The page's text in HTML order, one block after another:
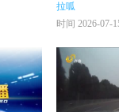
拉呱
时间 2026-07-